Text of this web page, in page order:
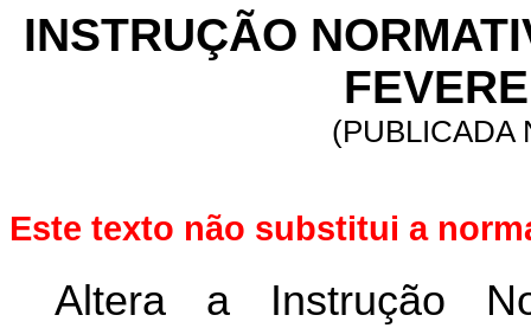
INSTRUÇÃO
(PUBLICADA
Este texto não substitui a
Altera a Instrução